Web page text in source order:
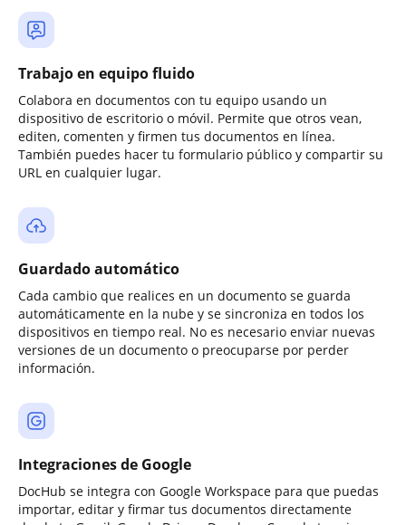
Trabajo en equipo fluido
Colabora en documentos con tu equipo usando un
dispositivo de escritorio o móvil. Permite que otros vean,
editen, comenten y firmen tus documentos en línea.
También puedes hacer tu formulario público y compartir su
URL en cualquier lugar.
Guardado automático
Cada cambio que realices en un documento se guarda
automáticamente en la nube y se sincroniza en todos los
dispositivos en tiempo real. No es necesario enviar nuevas
versiones de un documento o preocuparse por perder
información.
Integraciones de Google
DocHub se integra con Google Workspace para que puedas
importar, editar y firmar tus documentos directamente